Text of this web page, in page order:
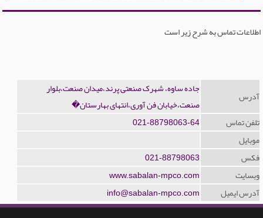
اطلاعات تماس به شرح زیر است
جاده ساوه، شهرک صنعتی پرند،میدان صنعت،بلوار
صنعت،خیابان فن آوری،انتهای بهارستان�
آدرس
021-88798063-64
تلفن تماس
موبایل
021-88798063 فکس
www.sabalan-mpco.com وبسایت
info@sabalan-mpco.com
آدرس ایمیل